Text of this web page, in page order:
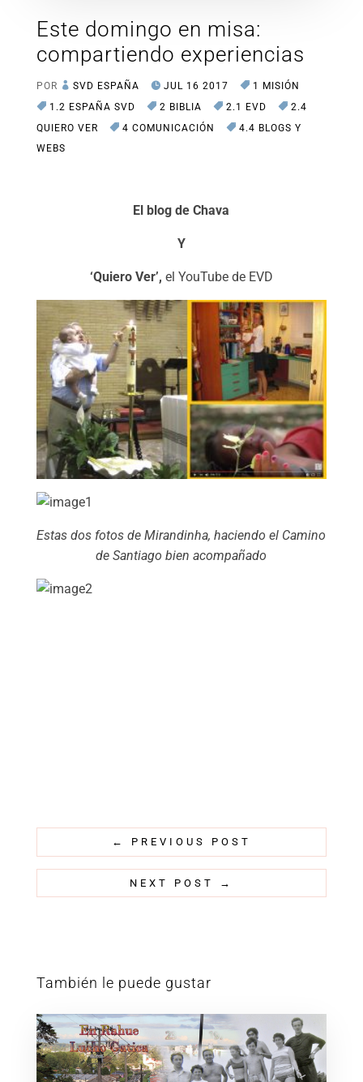
Este domingo en misa:
compartiendo experiencias
POR SVD ESPAÑA JUL 16 2017
1 MISIÓN
1.2 ESPAÑA SVD
2 BIBLIA 2.1 EVD
2.4
QUIERO VER
4 COMUNICACIÓN
4.4 BLOGS Y
WEBS
El blog de Chava
Y
‘Quiero Ver’, el YouTube de EVD
Estas dos fotos de Mirandinha, haciendo el Camino
de Santiago bien acompañado
← PREVIOUS POST
NEXT POST →
También le puede gustar